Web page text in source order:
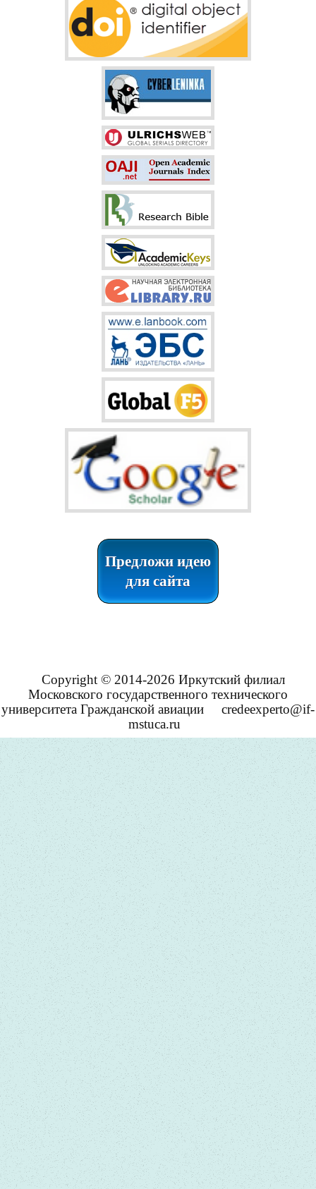
Предложи идею
для сайта
Copyright © 2014-2026 Иркутский филиал
Московского государственного технического
университета Гражданской авиации
credeexperto@if-
mstuca.ru